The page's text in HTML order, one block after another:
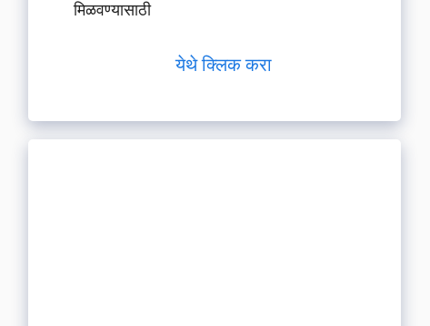
मिळवण्यासाठी
येथे क्लिक करा